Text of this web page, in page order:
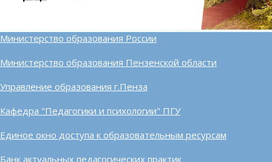
Министерство образования России
Министерство образования Пензенской области
Управление образования г.Пенза
Кафедра "Педагогики и психологии" ПГУ
Единое окно доступа к образовательным ресурсам
Банк актуальных педагогических практик